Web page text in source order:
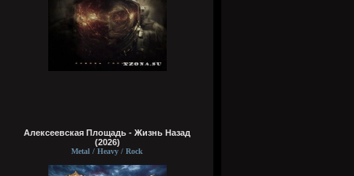
Алексеевская Площадь - Жизнь Назад
(2026)
Metal / Heavy / Rock